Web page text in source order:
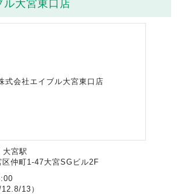
ル大宮東口店
宮駅
仲町1-47大宮SGビル2F
13）